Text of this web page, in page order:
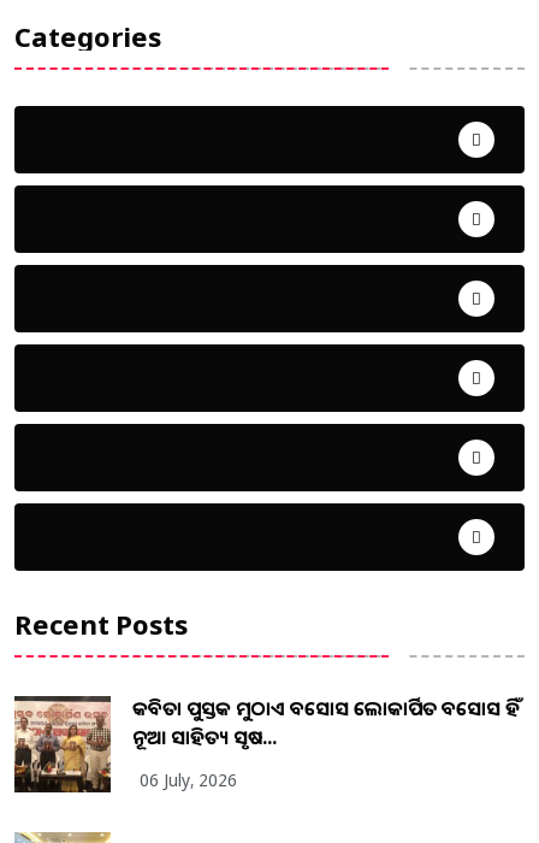
Categories
Recent Posts
କବିତା ପୁସ୍ତକ ମୁଠାଏ ଅବସୋସ ଲୋକାର୍ପିତ ଅବସୋସ ହିଁ
ନୂଆ ସାହିତ୍ୟ ସୃଷ...
06 July, 2026